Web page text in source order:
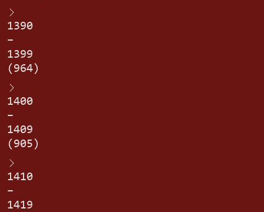
1390
–
1399
(964)
1400
–
1409
(905)
1410
–
1419